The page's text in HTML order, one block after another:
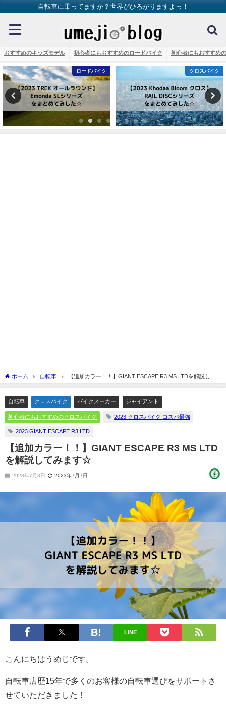
自転車に乗ってますか？世界がひろがりますよっ！
おすすめのキッズモデル 初心者にもおすすめのロードバイク 初心者にもおすすめ
ロードバイク クロスバイク
ホーム 自転車
【追加カラー！！】GIANT ESCAPE R3 MS LTDを解説して
みます☆
自転車 クロスバイク バイクメーカー ジャイアント
初心者にもおすすめのクロスバイク 2023 クロスバイク コスパ最強
2023 GIANT ESCAPE R3 LTD
【追加カラー！！】GIANT ESCAPE R3 MS LTD
を解説してみます☆
2023年7月8日 2023年7月7日
LINE
こんにちはうめじです。
自転車店歴15年で多くのお客様の自転車選びをサポートさ
せていただきました！